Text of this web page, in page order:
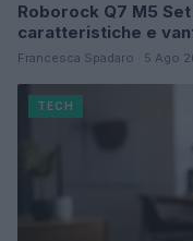
Roborock Q7 M5
caratteristiche e
Francesca Spadaro · 5 Ago
TECH